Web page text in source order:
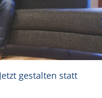
gestalten statt